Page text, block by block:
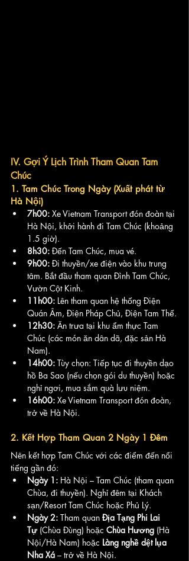
IV. Gợi Ý Lịch Trình Tham Quan Tam
Chúc
1. Tam Chúc Trong Ngày (Xuất phát từ
Hà Nội)
7h00: Xe Vietnam Transport đón đoàn tại
Hà Nội, khởi hành đi Tam Chúc (khoảng
1.5 giờ).
8h30: Đến Tam Chúc, mua vé.
9h00: Đi thuyền/xe điện vào khu trung
tâm. Bắt đầu tham quan Đình Tam Chúc,
Vườn Cột Kinh.
11h00: Lên tham quan hệ thống Điện
Quán Âm, Điện Pháp Chủ, Điện Tam Thế.
12h30: Ăn trưa tại khu ẩm thực Tam
Chúc (các món ăn dân dã, đặc sản Hà
Nam).
14h00: Tùy chọn: Tiếp tục đi thuyền dạo
hồ Ba Sao (nếu chọn gói du thuyền) hoặc
nghỉ ngơi, mua sắm quà lưu niệm.
16h00: Xe Vietnam Transport đón đoàn,
trở về Hà Nội.
2. Kết Hợp Tham Quan 2 Ngày 1 Đêm
Nên kết hợp Tam Chúc với các điểm đến nổi
tiếng gần đó:
Ngày 1: Hà Nội – Tam Chúc (tham quan
Chùa, đi thuyền). Nghỉ đêm tại Khách
sạn/Resort Tam Chúc hoặc Phủ Lý.
Ngày 2: Tham quan Địa Tạng Phi Lai
Tự (Chùa Đùng) hoặc Chùa Hương (Hà
Nội/Hà Nam) hoặc Làng nghề dệt lụa
Nha Xá – trở về Hà Nội.